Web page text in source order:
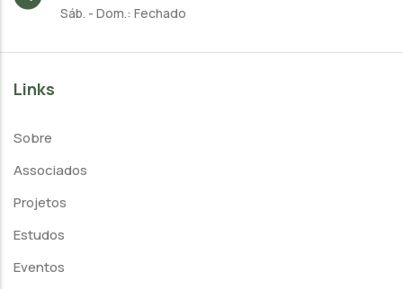
Sáb. - Dom.: Fechado
Links
Sobre
Associados
Projetos
Estudos
Eventos